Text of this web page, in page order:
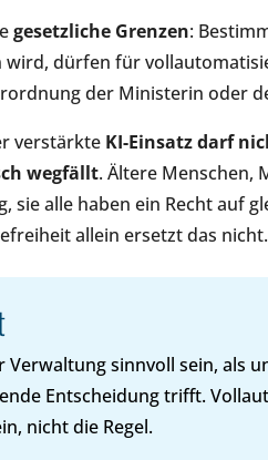
gesetzliche Grenzen:
wird, dürfen für
der Ministerin oder
verstärkte KI-Einsatz darf
wegfällt. Ältere Menschen,
sie alle haben ein Recht auf
allein ersetzt das nicht.
Verwaltung sinnvoll sein, als
Entscheidung trifft.
nicht die Regel.